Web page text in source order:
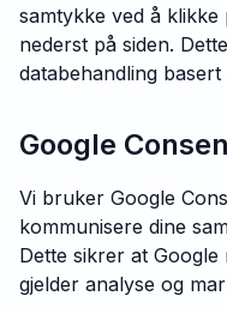
samtykke ved å
nederst på siden.
databehandling
Google
Vi bruker Google
kommunisere dine
Dette sikrer at
gjelder analyse og